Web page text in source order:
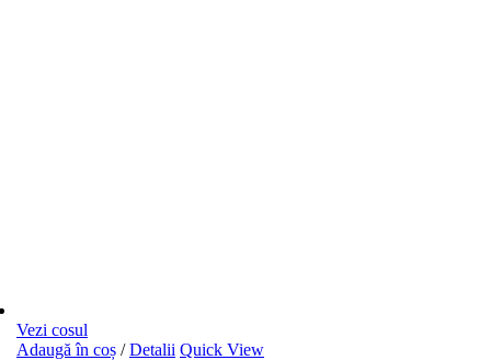
Vezi cosul
Adaugă în coș / Detalii Quick View